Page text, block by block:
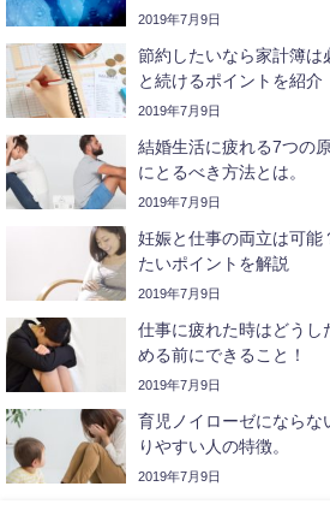
2019年7月9日
節約したいなら家計簿は
と続けるポイントを紹介
2019年7月9日
結婚生活に疲れる7つの
にとるべき方法とは。
2019年7月9日
妊娠と仕事の両立は可能
たいポイントを解説
2019年7月9日
仕事に疲れた時はどうし
める前にできること！
2019年7月9日
育児ノイローゼにならな
りやすい人の特徴。
2019年7月9日